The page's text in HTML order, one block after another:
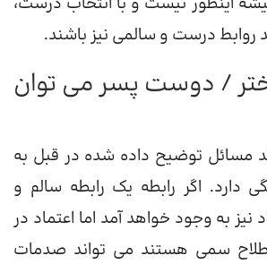
روابط درست و سالمی نیز باشند.
/ دوست پسر می توان
مسائل توضیح داده شده در قبل به
دارد. اگر رابطه یک رابطه سالم و
نیز به وجود خواهد آمد اما اعتماد در
سمی هستند می تواند صدمات